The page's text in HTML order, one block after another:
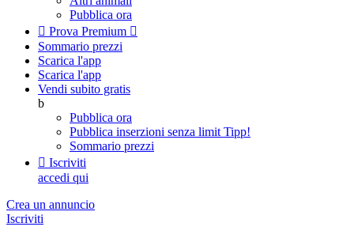
Pubblica ora
 Prova Premium 
Sommario prezzi
Scarica l'app
Scarica l'app
Vendi subito gratis
b
Pubblica ora
Pubblica inserzioni senza limit Tipp!
Sommario prezzi
 Iscriviti
accedi qui
Crea un annuncio
Iscriviti